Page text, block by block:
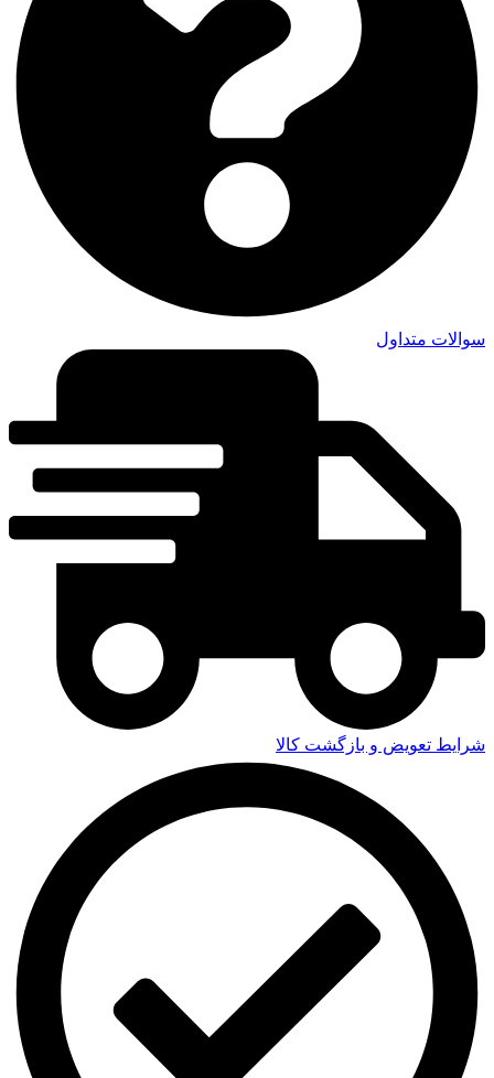
سوالات متداول
شرایط تعویض و بازگشت کالا